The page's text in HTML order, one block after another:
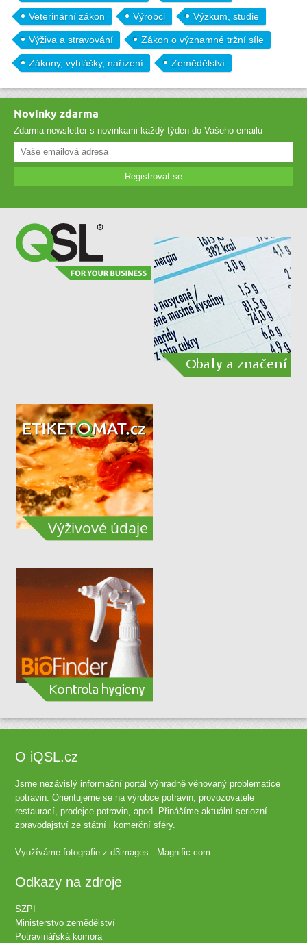
Veterinární zákon Výrobci Výzkum, studie
Výživa a stravování Zákon o významné tržní síle
Zákony, vyhlášky, nařízení Zemědělství
Novinky zdarma
Zdarma newsletter s novinkami každý týden do Vašeho emailu
Registrovat se
O iQSL.cz
Jsme nezávislý informační portál výhradně věnovaný problematice
potravin. Orientujeme se na výrobce potravin, provozovatele
restaurací, prodejce potravin, apod. Přinášíme aktuální seriozní
zpravodajství ze státní i komerční sféry.
Využíváme fotografie zd3images - Magnific.com
Odkazy na zdroje
SZPI
Ministerstvo zemědělství
Potravinářská komora